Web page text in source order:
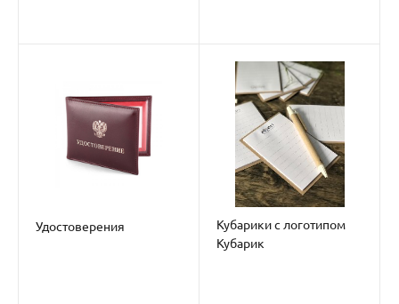
Удостоверения
Кубарики с логотипом
Кубарик